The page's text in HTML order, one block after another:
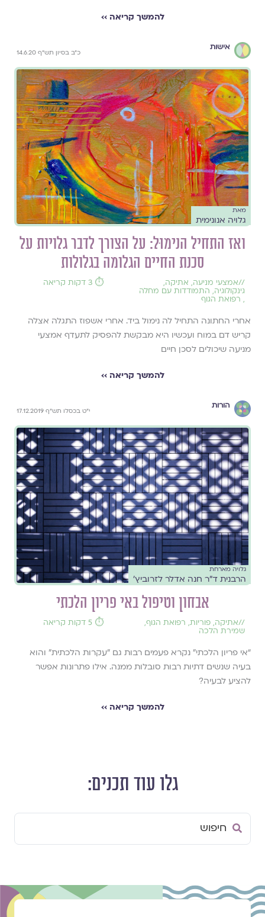
להמשך קריאה ››
אישות
כ"ב בסיון תש"ף 14.6.20
מאת
גלויה אנונימית
ואז התחיל הנימוּל: על הצורך לדבר גלויות על
סכנת החיים הגלומה בגלולות
//אמצעי מניעה, אתיקה,
גינקולוגיה, התמודדות עם מחלה
, רפואת הגוף
⏱️ 3 דקות קריאה
אחרי החתונה התחיל לה נימול ביד. אחרי אשפוז התגלה אצלה
קריש דם במוח ועכשיו היא מבקשת להפסיק לתעדף אמצעי
מניעה שיכולים לסכן חיים
להמשך קריאה ››
הורות
י"ט בכסלו תש"ף 17.12.2019
גלויה מארחת
הרבנית ד"ר חנה אדלר לזרוביץ'
אבחון וטיפול באי פריון הלכתי
//אתיקה, פוריות, רפואת הגוף,
שמירת הלכה
⏱️ 5 דקות קריאה
“אי פריון הלכתי" נקרא פעמים רבות גם "עקרות הלכתית" והוא
בעיה שנשים דתיות רבות סובלות ממנה. אילו פתרונות אפשר
להציע לבעיה?
להמשך קריאה ››
גלו עוד תכנים:
Search